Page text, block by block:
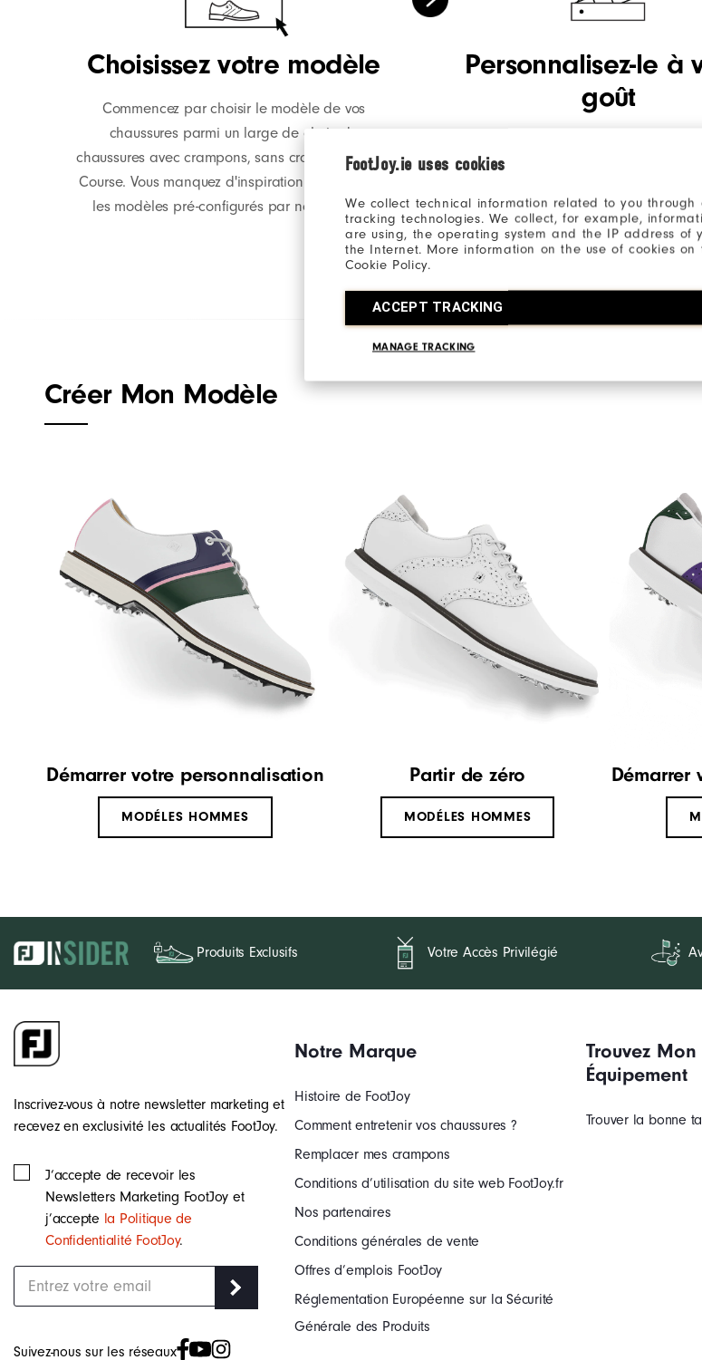
FootJoy.ie uses cookies
We collect technical information related to you through
tracking technologies. We collect, for example,
are using, the operating system and the IP address of
the Internet. More information on the use of cookies
Cookie Policy.
ACCEPT TRACKING
MANAGE TRACKING
Choisissez votre modèle
Commencez par choisir le modèle de vos
chaussures parmi un large de choix de
chaussures avec crampons, sans crampon ou Off-
Course. Vous manquez d'inspiration ? Optez pour
les modèles pré-configurés par nos équipes.
Personnalisez-le à
goût
lacets et la personnalisation désirée,
Créer Mon Modèle
Démarrer votre personnalisation
MODÉLES HOMMES
Partir de zéro
MODÉLES HOMMES
Démarrer
Produits Exclusifs Votre Accès Privilégié
Inscrivez-vous à notre newsletter marketing et
recevez en exclusivité les actualités FootJoy.
J‘accepte de recevoir les
Newsletters Marketing FootJoy et
j’accepte la Politique de
Confidentialité FootJoy.
Suivez-nous sur les réseaux
Notre Marque
Histoire de FootJoy
Comment entretenir vos chaussures ?
Remplacer mes crampons
Conditions d’utilisation du site web FootJoy.fr
Nos partenaires
Conditions générales de vente
Offres d’emplois FootJoy
Réglementation Européenne sur la Sécurité
Générale des Produits
Trouvez Mon
Équipement
Trouver la bonne